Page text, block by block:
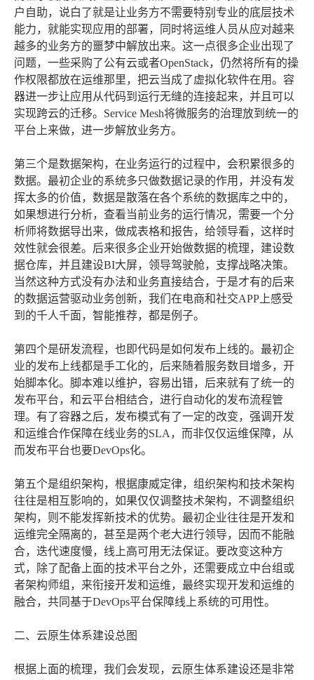
户自助，说白了就是让业务方不需要特别专业的底层技术
能力，就能实现应用的部署，同时将运维人员从应对越来
越多的业务方的噩梦中解放出来。这一点很多企业出现了
问题，一些采购了公有云或者OpenStack，仍然将所有的操
作权限都放在运维那里，把云当成了虚拟化软件在用。容
器进一步让应用从代码到运行无缝的连接起来，并且可以
实现跨云的迁移。Service Mesh将微服务的治理放到统一的
平台上来做，进一步解放业务方。
第三个是数据架构，在业务运行的过程中，会积累很多的
数据。最初企业的系统多只做数据记录的作用，并没有发
挥太多的价值，数据是散落在各个系统的数据库之中的，
如果想进行分析，查看当前业务的运行情况，需要一个分
析师将数据导出来，做成表格和报告，给领导看，这样时
效性就会很差。后来很多企业开始做数据的梳理，建设数
据仓库，并且建设BI大屏，领导驾驶舱，支撑战略决策。
当然这种方式没有办法和业务直接结合，于是才有的后来
的数据运营驱动业务创新，我们在电商和社交APP上感受
到的千人千面，智能推荐，都是例子。
第四个是研发流程，也即代码是如何发布上线的。最初企
业的发布上线都是手工化的，后来随着服务数目增多，开
始脚本化。脚本难以维护，容易出错，后来就有了统一的
发布平台，和云平台相结合，进行自动化的发布流程管
理。有了容器之后，发布模式有了一定的改变，强调开发
和运维合作保障在线业务的SLA，而非仅仅运维保障，从
而发布平台也要DevOps化。
第五个是组织架构，根据康威定律，组织架构和技术架构
往往是相互影响的，如果仅仅调整技术架构，不调整组织
架构，则不能发挥新技术的优势。最初企业往往是开发和
运维完全隔离的，甚至是两个老大进行领导，因而不能融
合，迭代速度慢，线上高可用无法保证。要改变这种方
式，除了配备上面的技术平台之外，还需要成立中台组或
者架构师组，来衔接开发和运维，最终实现开发和运维的
融合，共同基于DevOps平台保障线上系统的可用性。
二、云原生体系建设总图
根据上面的梳理，我们会发现，云原生体系建设还是非常